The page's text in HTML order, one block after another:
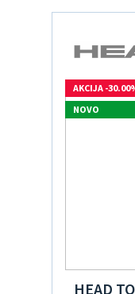
AKCIJA -
NOVO
HEAD